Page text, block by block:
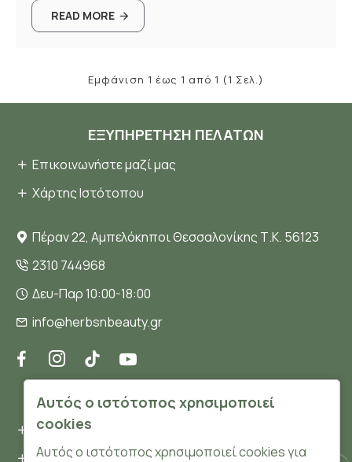
READ MORE
Εμφάνιση 1 έως 1 από 1 (1 Σελ.)
ΕΞΥΠΗΡΈΤΗΣΗ ΠΕΛΑΤΏΝ
Επικοινωνήστε μαζί μας
Χάρτης Ιστότοπου
Πέραν 22, Αμπελόκηποι Θεσσαλονίκης Τ.Κ. 56123
2310 744968
Δευ-Παρ 10:00-18:00
info@herbsnbeauty.gr
ΠΛΗΡΟΦΟΡΊΕΣ
Όροι και συνθήκες
Προσωπικά δεδομένα
Αυτός ο ιστότοπος χρησιμοποιεί
cookies
Αυτός ο ιστότοπος χρησιμοποιεί cookies για